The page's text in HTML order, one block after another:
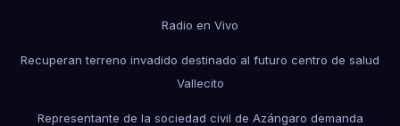
Radio en Vivo
Recuperan terreno invadido destinado al futuro centro de salud
Vallecito
Representante de la sociedad civil de Azángaro demanda